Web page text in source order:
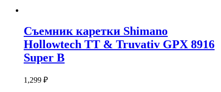
Съемник каретки Shimano
Hollowtech TT & Truvativ GPX 8916
Super B
1,299 ₽